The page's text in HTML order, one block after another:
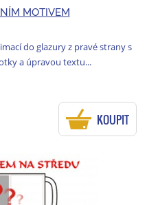
MOTIVEM
do glazury z pravé strany s
a úpravou textu...
KOUPIT